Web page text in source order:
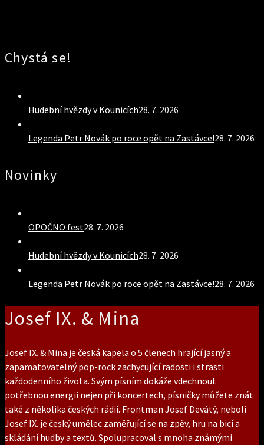
Chystá se!
Hudební hvězdy v Kounicích28. 7. 2026
Legenda Petr Novák po roce opět na Zastávce!28. 7. 2026
Novinky
OPOČNO fest28. 7. 2026
Hudební hvězdy v Kounicích28. 7. 2026
Legenda Petr Novák po roce opět na Zastávce!28. 7. 2026
Josef IX. & Mina
Josef IX. & Mina je česká kapela o 5 členech hrající jasný a
zapamatovatelný pop-rock zachycující radosti i strasti
každodenního života. Svým písním dokáže vdechnout
potřebnou energii nejen při koncertech, písničky můžete znát
také z několika českých rádií. Frontman Josef Devátý, neboli
Josef IX. je český umělec zaměřující se na zpěv, hru na bicí a
skládání hudby a textů. Spolupracoval s mnoha známými